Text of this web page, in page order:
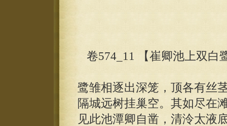
卷574_11 【崔卿池上双白
鹭雏相逐出深笼，顶各有丝
隔城远树挂巢空。其如尽在
见此池潭卿自凿，清泠太液